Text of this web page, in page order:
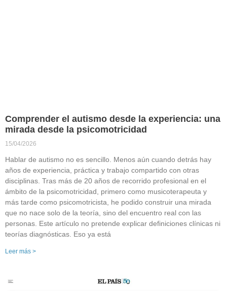
Comprender el autismo desde la experiencia: una
mirada desde la psicomotricidad
15/04/2026
Hablar de autismo no es sencillo. Menos aún cuando detrás hay
años de experiencia, práctica y trabajo compartido con otras
disciplinas. Tras más de 20 años de recorrido profesional en el
ámbito de la psicomotricidad, primero como musicoterapeuta y
más tarde como psicomotricista, he podido construir una mirada
que no nace solo de la teoría, sino del encuentro real con las
personas. Este artículo no pretende explicar definiciones clínicas ni
teorías diagnósticas. Eso ya está
Leer más >